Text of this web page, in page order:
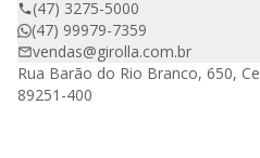
(47) 3275-5000
(47) 99979-7359
vendas@girolla.com.br
Rua Barão do Rio Branco, 650,
89251-400